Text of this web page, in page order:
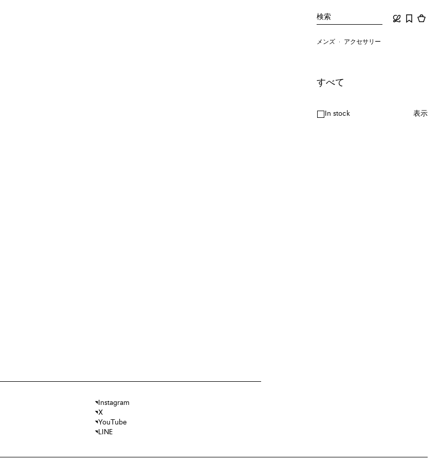
検索
メンズ アクセサリー
すべて
In stock 表示
Instagram
X
YouTube
LINE